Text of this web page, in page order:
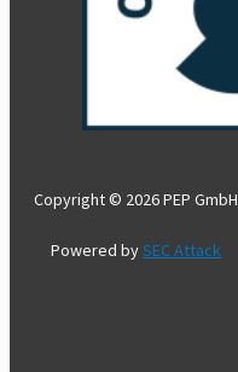
Copyright © 2026 PEP GmbH
Powered bySEC Attack